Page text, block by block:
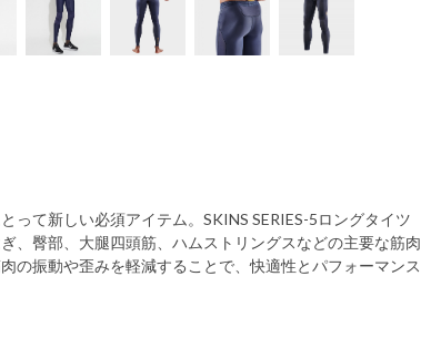
って新しい必須アイテム。SKINS SERIES-5ロングタイツ
、臀部、大腿四頭筋、ハムストリングスなどの主要な筋肉
の振動や歪みを軽減することで、快適性とパフォーマンス